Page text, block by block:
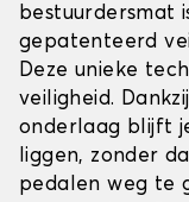
bestuurdersmat
gepatenteerd
Deze unieke
veiligheid.
onderlaag blijft
liggen, zonder
pedalen weg te